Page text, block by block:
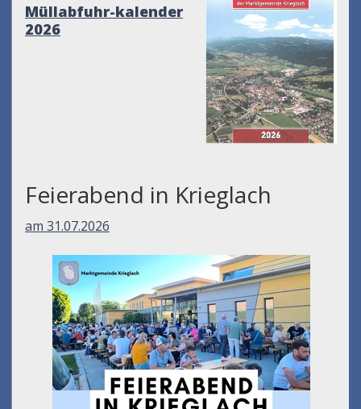
Müllabfuhr-kalender
2026
Feierabend in Krieglach
am 31.07.2026